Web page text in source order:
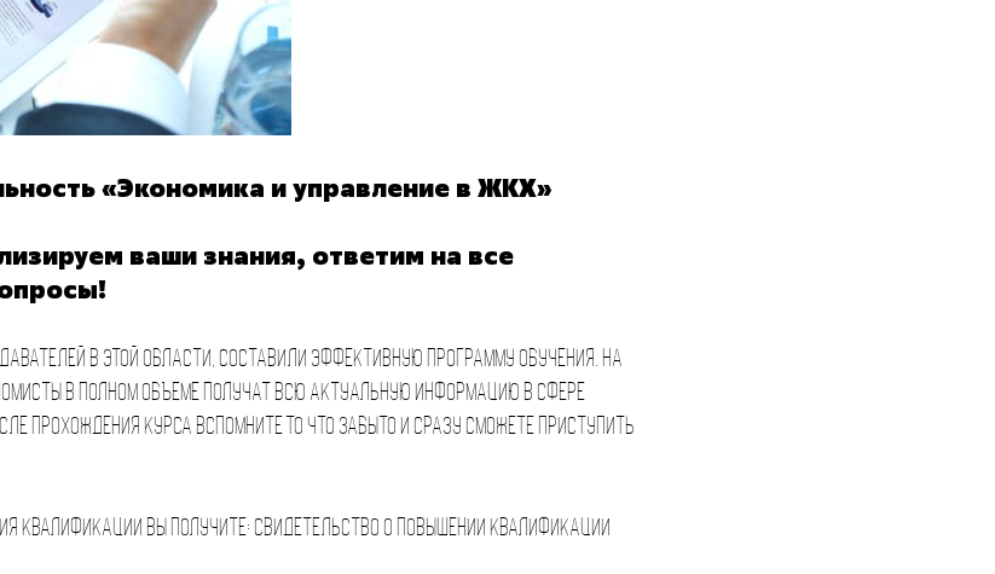
«Экономика и управление в ЖКХ»
ваши знания, ответим на все
в этой области, составили эффективную программу обучения. На
в полном объеме получат всю актуальную информацию в сфере
прохождения курса вспомните то что забыто и сразу сможете приступить
квалификации вы получите: свидетельство о повышении квалификации